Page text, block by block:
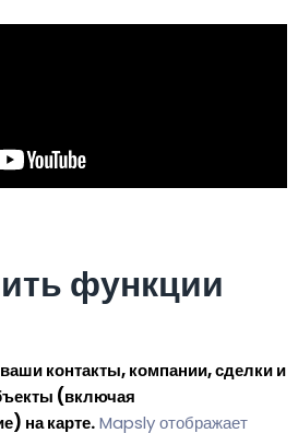
функции
контакты, компании, сделки и
(включая
на карте.Mapsly отображает